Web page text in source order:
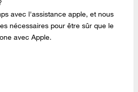
avec l'assistance apple, et nous
nécessaires pour être sûr que le
avec Apple.